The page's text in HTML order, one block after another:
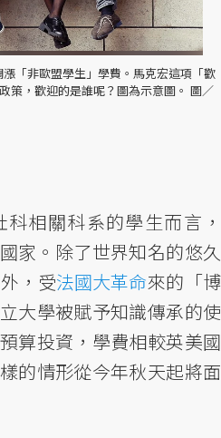
「非歐盟學生」學費。馬克宏這項「歡
策，歡迎的是誰呢？圖為示意圖。 圖／
相關科系的學生而言，
家。除了世界知名的悠久
，受法國大革命來的「博
大學被賦予知識傳承的使
算投資，學費相較英美國
的情形從今年秋天起將面